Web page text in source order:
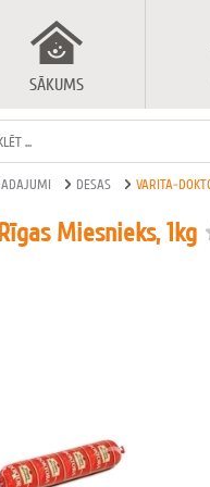
SĀKUMS
DESAS VARITA-
Miesnieks, 1kg